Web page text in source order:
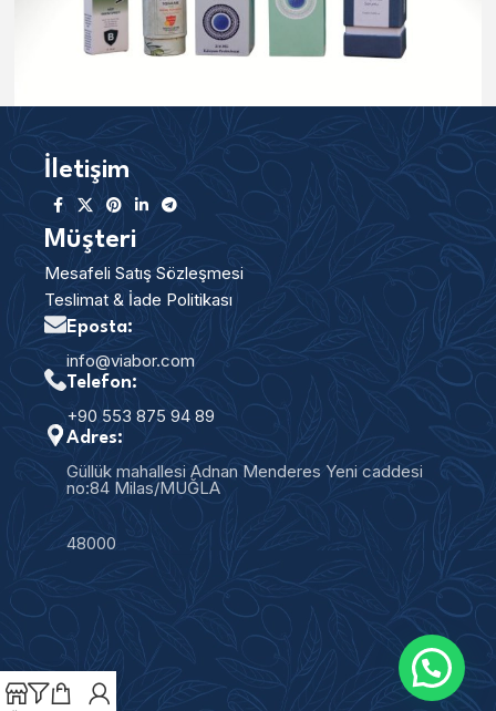
İletişim
Müşteri
Mesafeli Satış Sözleşmesi
Teslimat & İade Politikası
Eposta:
info@viabor.com
Telefon:
+90 553 875 94 89
Adres:
Güllük mahallesi Adnan Menderes Yeni caddesi
no:84 Milas/MUĞLA
48000